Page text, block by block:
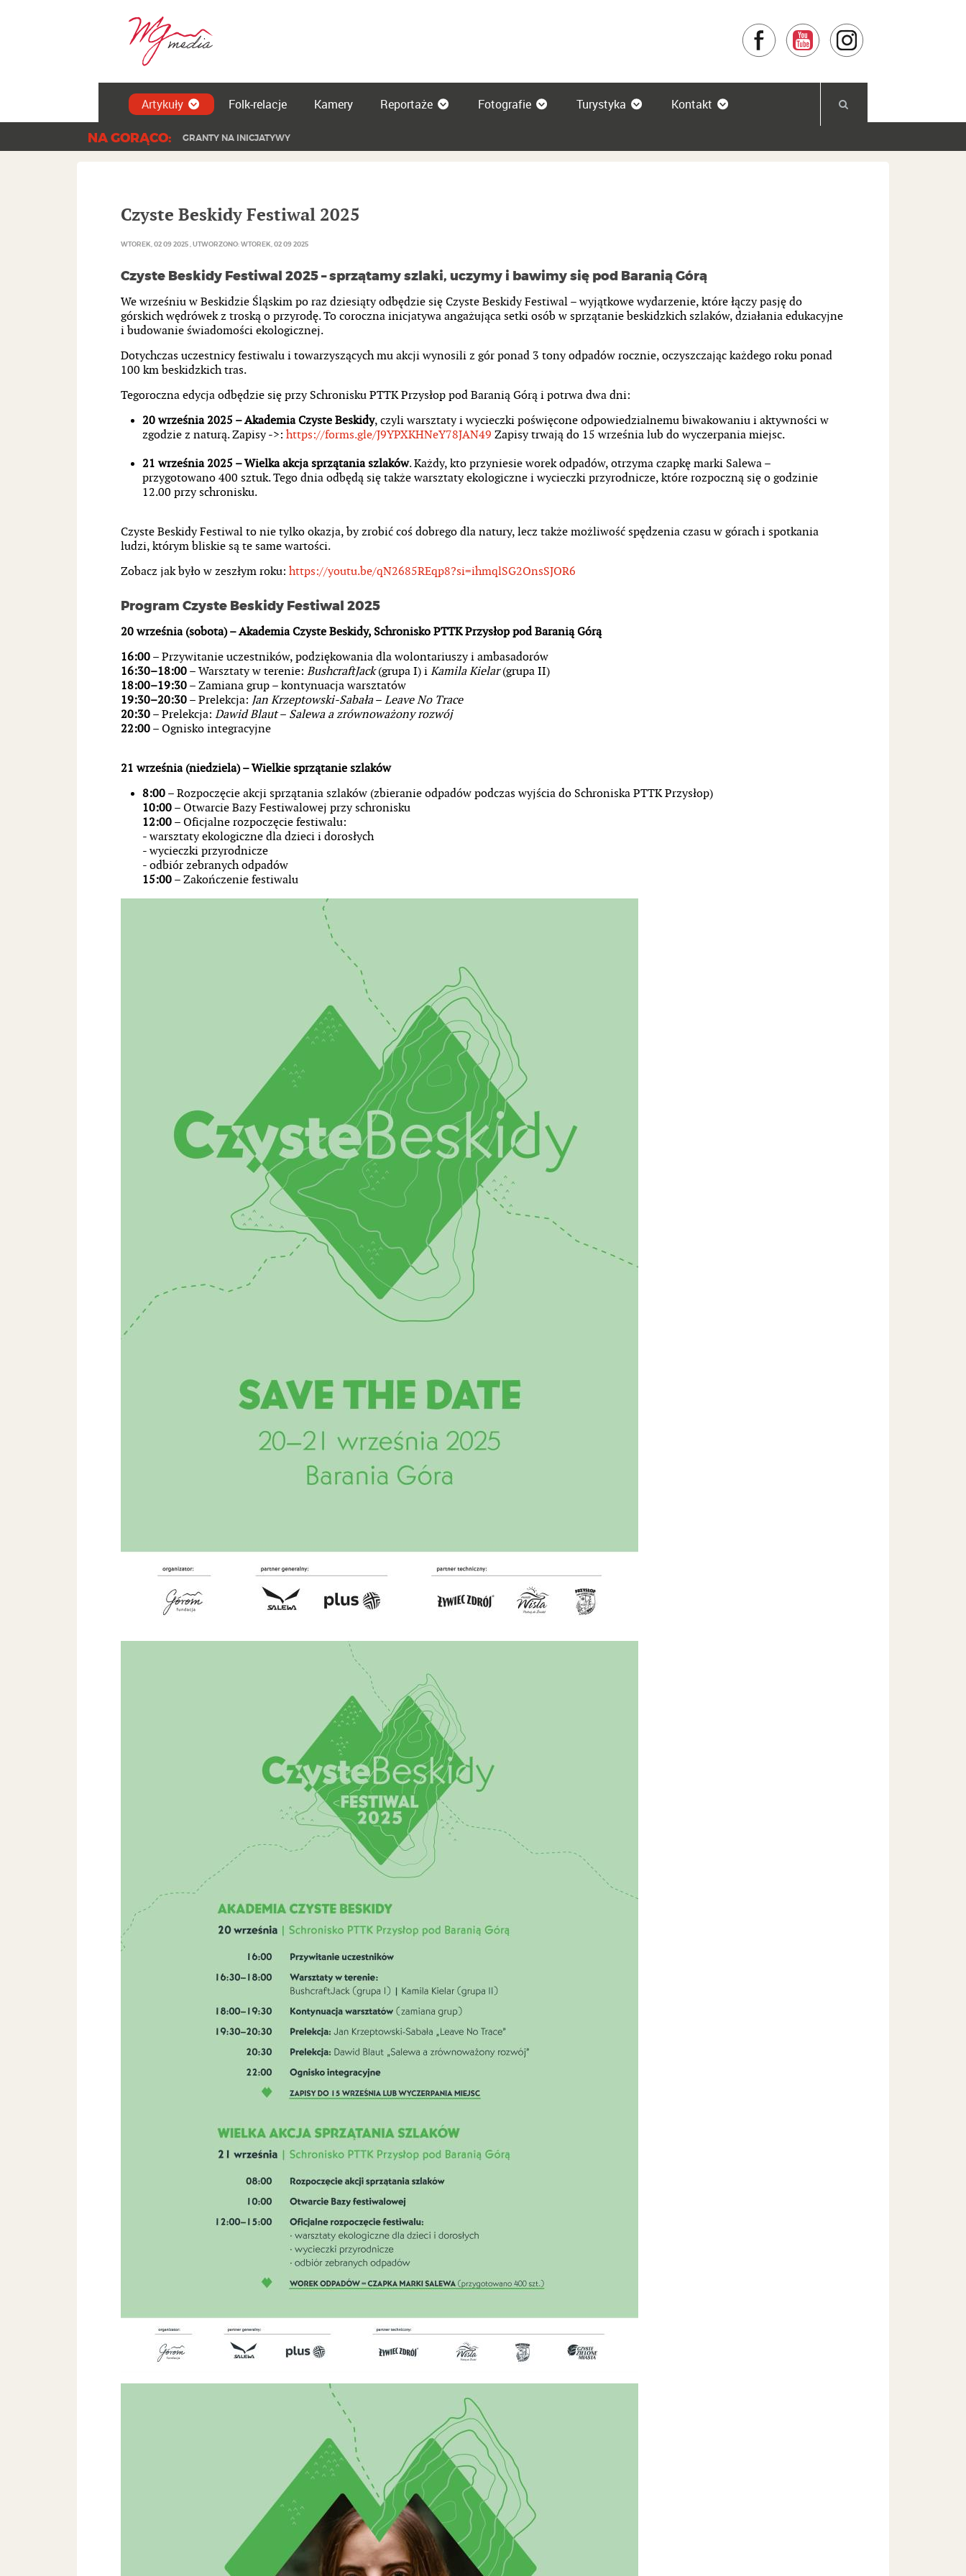
Facebook YouTube
Artykuły Folk-relacje Kamery Reportaże Fotografie Turystyka Kontakt
NA GORĄCO: GRANTY NA INICJATYWY
Czyste Beskidy Festiwal 2025
WTOREK, 02 09 2025 UTWORZONO: WTOREK, 02 09 2025
Czyste Beskidy Festiwal 2025 – sprzątamy szlaki, uczymy i bawimy się pod Baranią Górą
We wrześniu w Beskidzie Śląskim po raz dziesiąty odbędzie się Czyste Beskidy Festiwal – wyjątkowe wydarzenie, które łączy pasję do
górskich wędrówek z troską o przyrodę. To coroczna inicjatywa angażująca setki osób w sprzątanie beskidzkich szlaków, działania edukacyjne
i budowanie świadomości ekologicznej.
Dotychczas uczestnicy festiwalu i towarzyszących mu akcji wynosili z gór ponad 3 tony odpadów rocznie, oczyszczając każdego roku ponad
100 km beskidzkich tras.
Tegoroczna edycja odbędzie się przy Schronisku PTTK Przysłop pod Baranią Górą i potrwa dwa dni:
20 września 2025 – Akademia Czyste Beskidy, czyli warsztaty i wycieczki poświęcone odpowiedzialnemu biwakowaniu i aktywności w
zgodzie z naturą. Zapisy ->: https://forms.gle/J9YPXKHNeY78JAN49 Zapisy trwają do 15 września lub do wyczerpania miejsc.
21 września 2025 – Wielka akcja sprzątania szlaków. Każdy, kto przyniesie worek odpadów, otrzyma czapkę marki Salewa –
przygotowano 400 sztuk. Tego dnia odbędą się także warsztaty ekologiczne i wycieczki przyrodnicze, które rozpoczną się o godzinie
12.00 przy schronisku.
Czyste Beskidy Festiwal to nie tylko okazja, by zrobić coś dobrego dla natury, lecz także możliwość spędzenia czasu w górach i spotkania
ludzi, którym bliskie są te same wartości.
Zobacz jak było w zeszłym roku: https://youtu.be/qN2685REqp8?si=ihmqlSG2OnsSJOR6
Program Czyste Beskidy Festiwal 2025
20 września (sobota) – Akademia Czyste Beskidy, Schronisko PTTK Przysłop pod Baranią Górą
16:00 – Przywitanie uczestników, podziękowania dla wolontariuszy i ambasadorów
16:30–18:00 – Warsztaty w terenie: BushcraftJack(grupa I) i Kamila Kielar(grupa II)
18:00–19:30 – Zamiana grup – kontynuacja warsztatów
19:30–20:30 – Prelekcja: Jan Krzeptowski-Sabała– Leave No Trace
20:30 – Prelekcja: Dawid Blaut– Salewa a zrównoważony rozwój
22:00 – Ognisko integracyjne
21 września (niedziela) – Wielkie sprzątanie szlaków
8:00 – Rozpoczęcie akcji sprzątania szlaków (zbieranie odpadów podczas wyjścia do Schroniska PTTK Przysłop)
10:00 – Otwarcie Bazy Festiwalowej przy schronisku
12:00 – Oficjalne rozpoczęcie festiwalu:
- warsztaty ekologiczne dla dzieci i dorosłych
- wycieczki przyrodnicze
- odbiór zebranych odpadów
15:00 – Zakończenie festiwalu